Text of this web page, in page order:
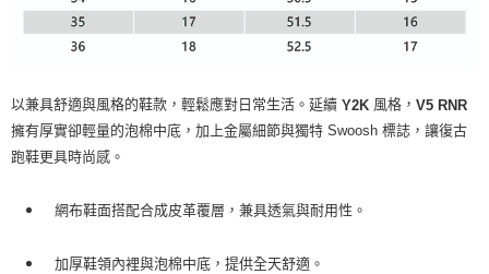
以兼具舒適與風格的鞋款，輕鬆應對日常生活。延續 Y2K 風格， V5 RNR
擁有厚實卻輕量的泡棉中底，加上金屬細節與獨特 Swoosh 標誌，讓復古
跑鞋更具時尚感。
網布鞋面搭配合成皮革覆層，兼具透氣與耐用性。
加厚鞋領內裡與泡棉中底，提供全天舒適。